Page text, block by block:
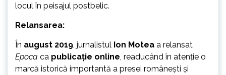
locul în peisajul postbelic.
Relansarea:
În august 2019 , jurnalistul Ion Motea a relansat
Epoca ca publicație online , readucând în atenție o
marcă istorică importantă a presei românești și